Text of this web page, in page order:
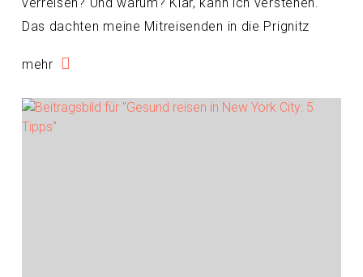
Das dachten meine Mitreisenden in die Prignitz
mehr